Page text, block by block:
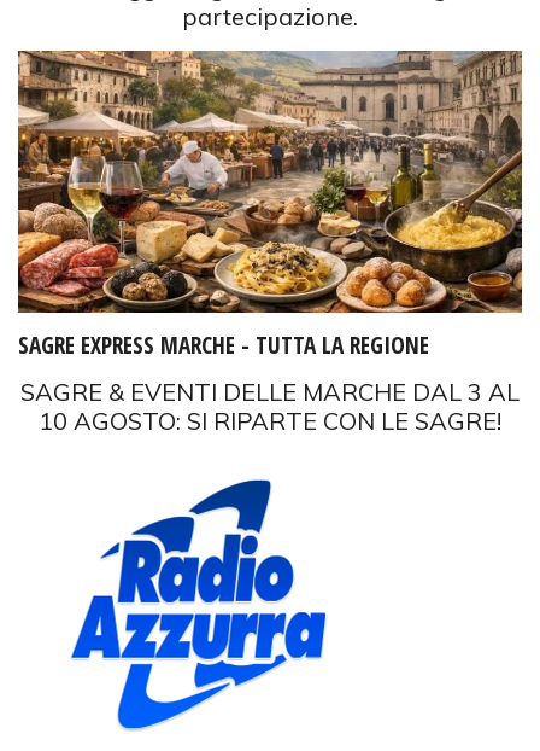
partecipazione.
SAGRE EXPRESS MARCHE - TUTTA LA REGIONE
SAGRE & EVENTI DELLE MARCHE DAL 3 AL
10 AGOSTO: SI RIPARTE CON LE SAGRE!